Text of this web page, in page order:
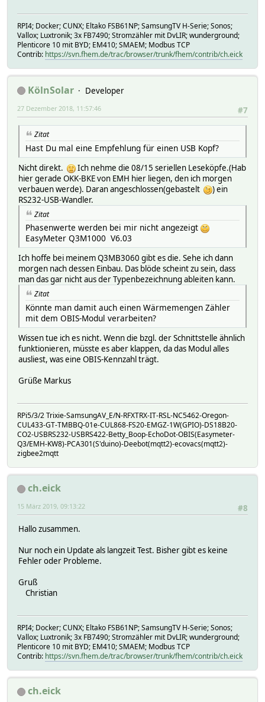
RPI4; Docker; CUNX; Eltako FSB61NP; SamsungTV H-Serie; Sonos;
Vallox; Luxtronik; 3x FB7490; Stromzähler mit DvLIR; wunderground;
Plenticore 10 mit BYD; EM410; SMAEM; Modbus TCP
Contrib: https://svn.fhem.de/trac/browser/trunk/fhem/contrib/ch.eick
KölnSolar
Developer
#7
27 Dezember 2018, 11:57:46
Zitat
Hast Du mal eine Empfehlung für einen USB Kopf?
Nicht direkt.
Ich nehme die 08/15 seriellen Leseköpfe.(Hab
hier gerade OKK-BKE von EMH hier liegen, den ich morgen
verbauen werde). Daran angeschlossen(gebastelt
) ein
RS232-USB-Wandler.
Zitat
Phasenwerte werden bei mir nicht angezeigt
EasyMeter Q3M1000 V6.03
Ich hoffe bei meinem Q3MB3060 gibt es die. Sehe ich dann
morgen nach dessen Einbau. Das blöde scheint zu sein, dass
man das gar nicht aus der Typenbezeichnung ableiten kann.
Zitat
Könnte man damit auch einen Wärmemengen Zähler
mit dem OBIS-Modul verarbeiten?
Wissen tue ich es nicht. Wenn die bzgl. der Schnittstelle ähnlich
funktionieren, müsste es aber klappen, da das Modul alles
ausliest, was eine OBIS-Kennzahl trägt.
Grüße Markus
RPi5/3/2 Trixie-SamsungAV_E/N-RFXTRX-IT-RSL-NC5462-Oregon-
CUL433-GT-TMBBQ-01e-CUL868-FS20-EMGZ-1W(GPIO)-DS18B20-
CO2-USBRS232-USBRS422-Betty_Boop-EchoDot-OBIS(Easymeter-
Q3/EMH-KW8)-PCA301(S'duino)-Deebot(mqtt2)-ecovacs(mqtt2)-
zigbee2mqtt
ch.eick
#8
15 März 2019, 09:13:22
Hallo zusammen.
Nur noch ein Update als langzeit Test. Bisher gibt es keine
Fehler oder Probleme.
Gruß
Christian
RPI4; Docker; CUNX; Eltako FSB61NP; SamsungTV H-Serie; Sonos;
Vallox; Luxtronik; 3x FB7490; Stromzähler mit DvLIR; wunderground;
Plenticore 10 mit BYD; EM410; SMAEM; Modbus TCP
Contrib: https://svn.fhem.de/trac/browser/trunk/fhem/contrib/ch.eick
ch.eick